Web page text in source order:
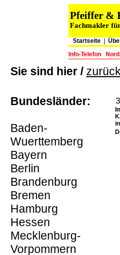
Pfeiffer &
Fachmakler
Startseite
Info-Telefon
Sie sind hier / zurück
Bundesländer:
Baden-
Wuerttemberg
Bayern
Berlin
Brandenburg
Bremen
Hamburg
Hessen
Mecklenburg-
Vorpommern
in